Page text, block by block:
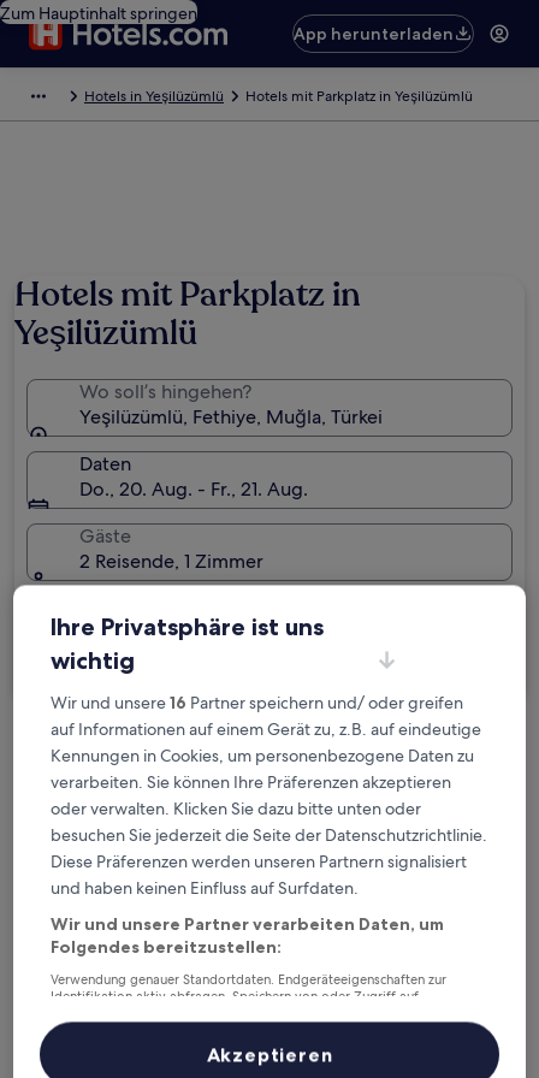
Zum Hauptinhalt springen
App herunterladen
Hotels in Yeşilüzümlü Hotels mit Parkplatz in Yeşilüzümlü
Hotels mit Parkplatz in
Yeşilüzümlü
Wo soll’s hingehen?
Yeşilüzümlü, Fethiye, Muğla, Türkei
Daten
Do., 20. Aug. - Fr., 21. Aug.
Gäste
2 Reisende, 1 Zimmer
Kostenlose Stornierung bei
Planänderungen
Verdiene Prämien für jede
wahrgenommene Übernachtung
Mehr sparen mit Preisen für Mitglieder
Überprüfe die Preise für diese Daten
Ihre Privatsphäre ist uns
wichtig
Wir und unsere16 Partner speichern und/ oder greifen
auf Informationen auf einem Gerät zu, z.B. auf eindeutige
Kennungen in Cookies, um personenbezogene Daten zu
verarbeiten. Sie können Ihre Präferenzen akzeptieren
oder verwalten. Klicken Sie dazu bitte unten oder
besuchen Sie jederzeit die Seite der Datenschutzrichtlinie.
Diese Präferenzen werden unseren Partnern signalisiert
und haben keinen Einfluss auf Surfdaten.
Wir und unsere Partner verarbeiten Daten, um
Folgendes bereitzustellen:
Verwendung genauer Standortdaten. Endgeräteeigenschaften zur
Identifikation aktiv abfragen. Speichern von oder Zugriff auf
Inhalte, Messung von Werbeleistung und der Performance von Inhalten,
Zielgruppenforschung sowie Entwicklung und Verbesserung von
Akzeptieren